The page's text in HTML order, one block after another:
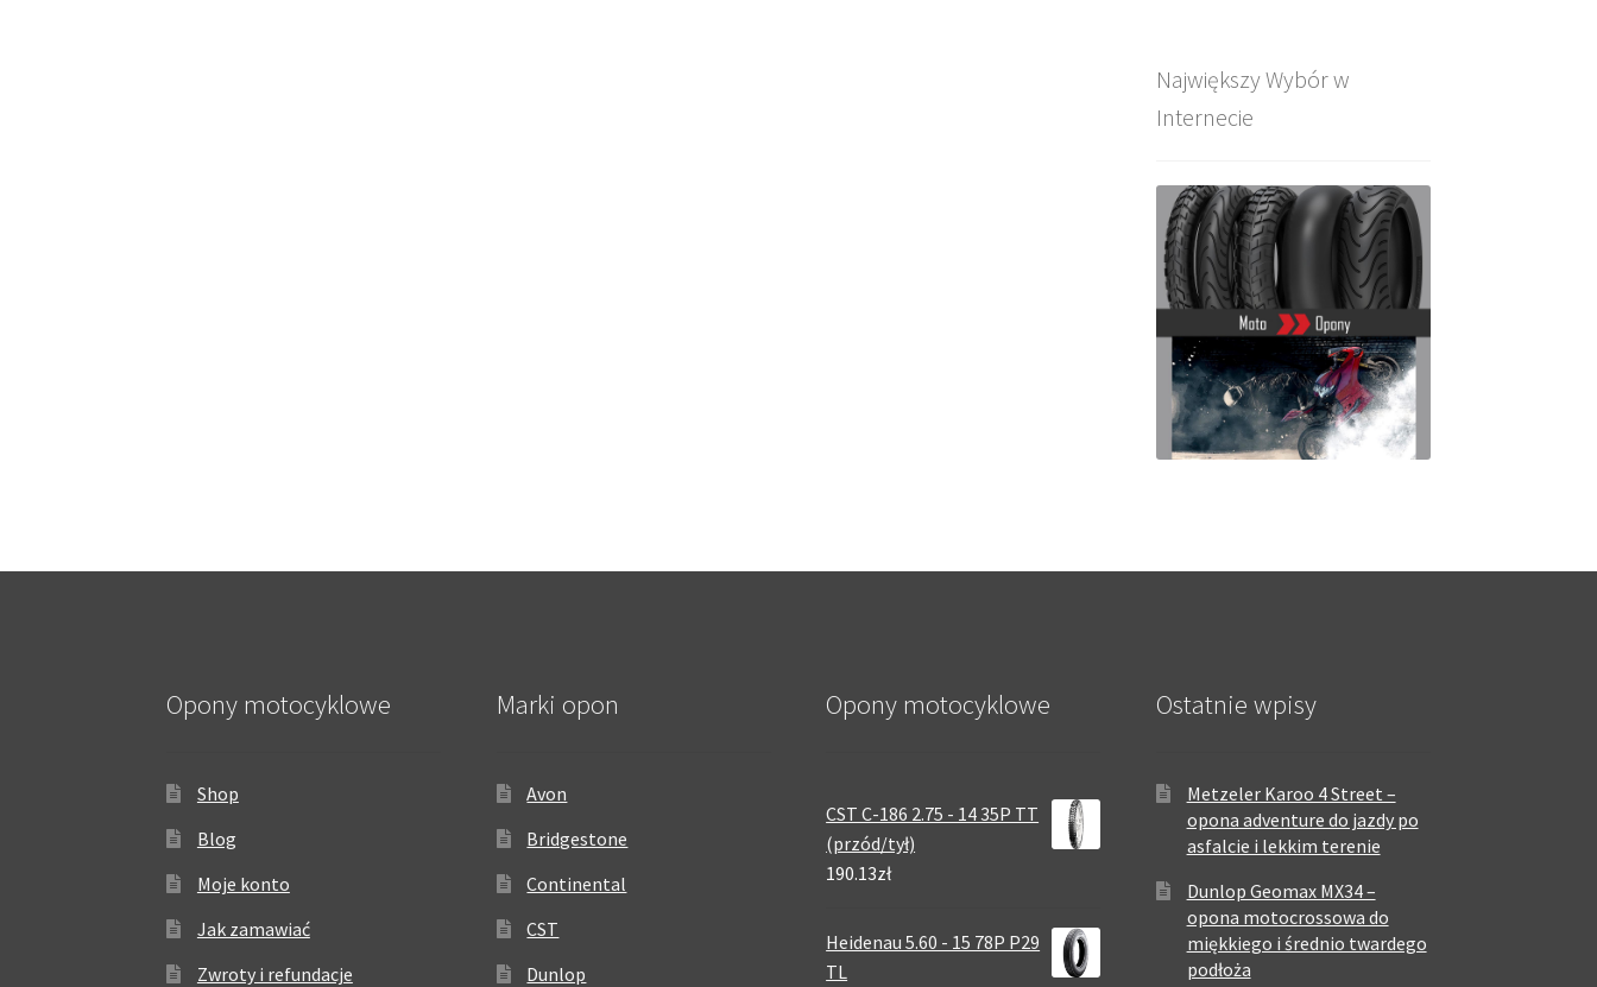
Największy Wybór w
Internecie
Opony motocyklowe
Shop
Blog
Moje konto
Jak zamawiać
Zwroty i refundacje
Marki opon
Avon
Bridgestone
Continental
CST
Dunlop
Opony motocyklowe
CST C-186 2.75 - 14 35P TT
(przód/tył)
190.13zł
Heidenau 5.60 - 15 78P P29
TL
Ostatnie wpisy
Metzeler Karoo 4 Street –
opona adventure do jazdy po
asfalcie i lekkim terenie
Dunlop Geomax MX34 –
opona motocrossowa do
miękkiego i średnio twardego
podłoża